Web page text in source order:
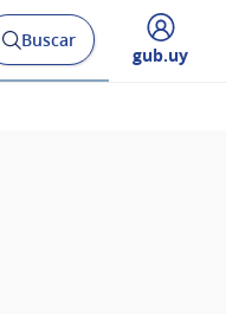
Abrir
buscador
Buscar
Desplegar
gub.uy